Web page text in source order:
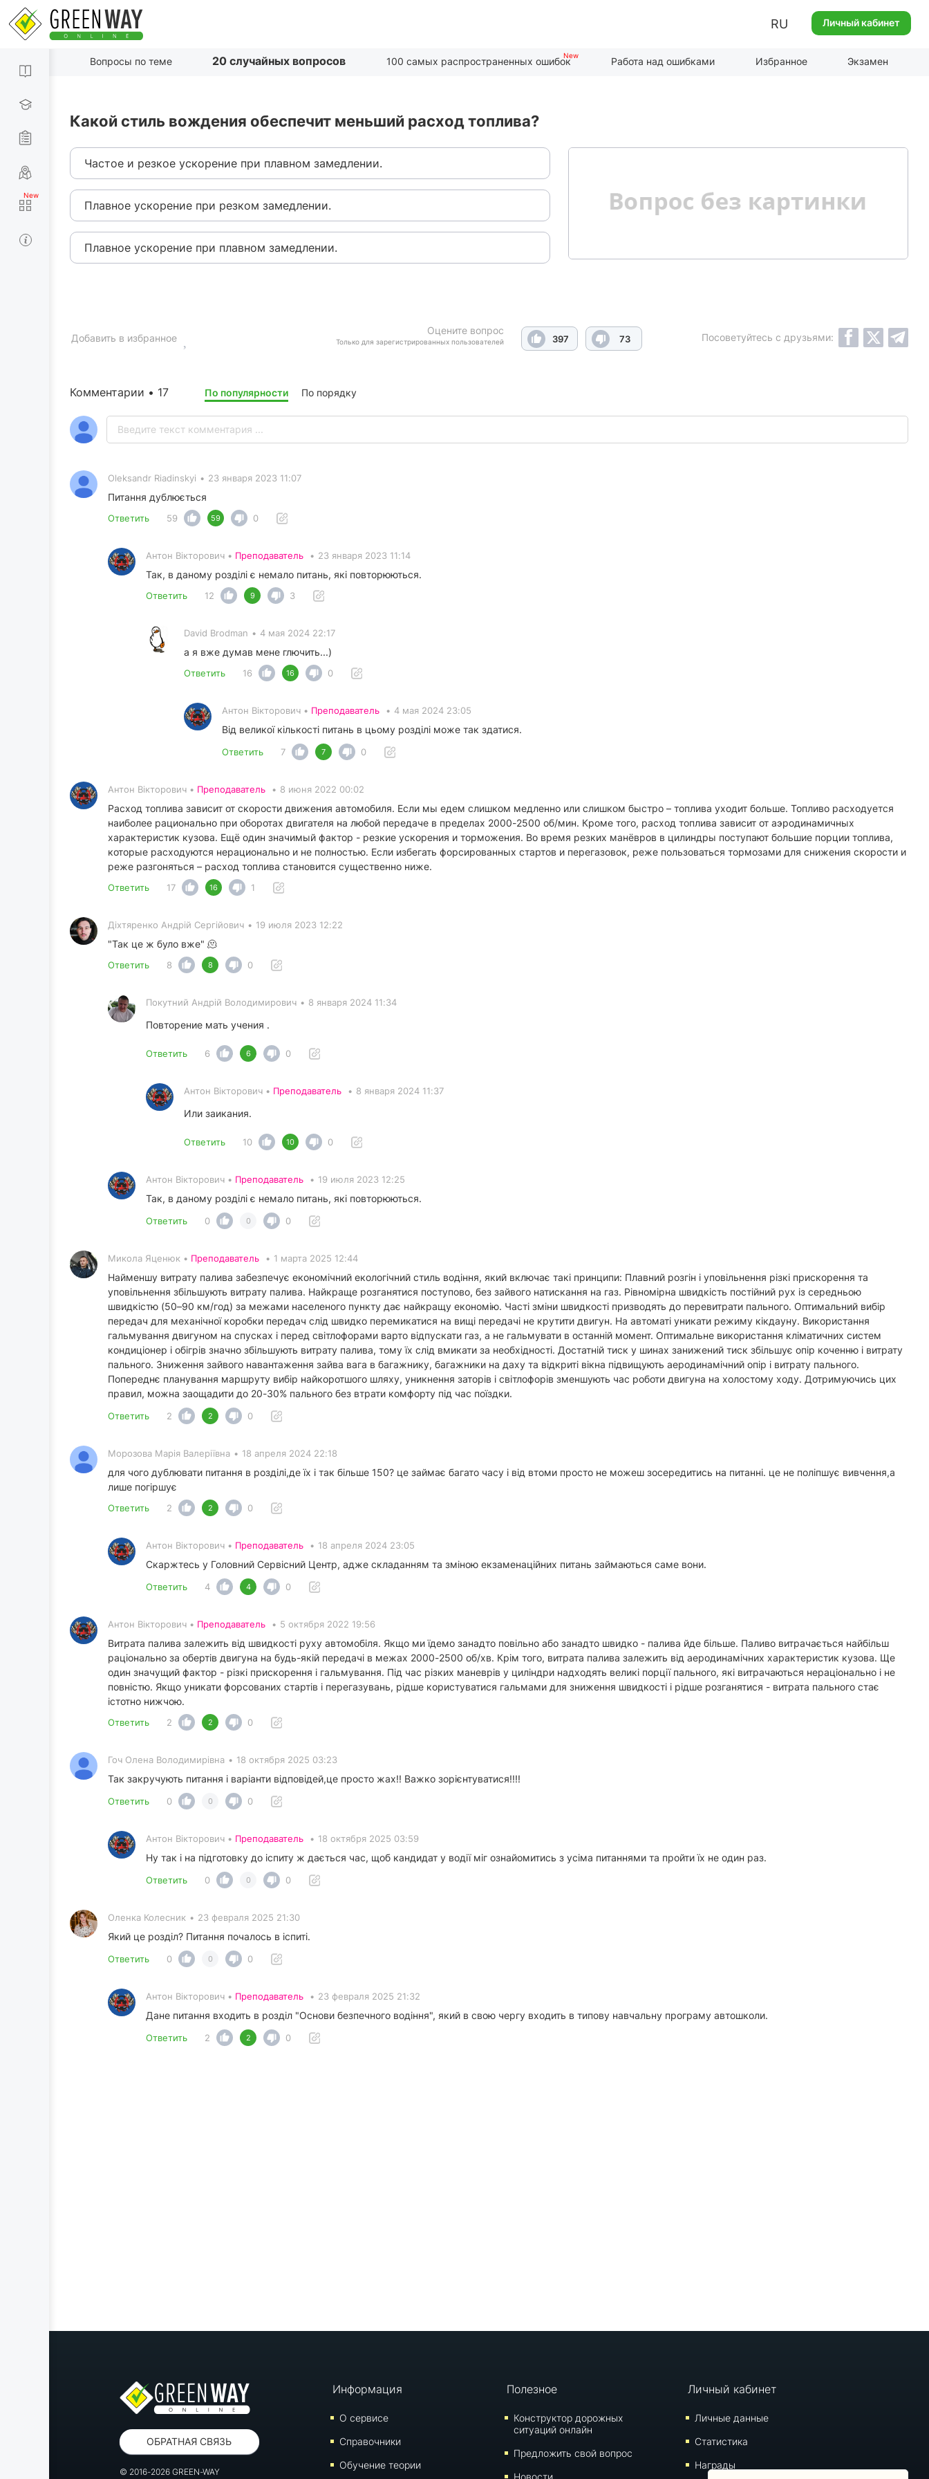
RU Личный кабинет
Вопросы по теме 20 случайных вопросов 100 самых распространенных ошибок Работа над ошибками Избранное Экзамен
Какой стиль вождения обеспечит меньший расход топлива?
Частое и резкое ускорение при плавном замедлении.
Плавное ускорение при резком замедлении.
Плавное ускорение при плавном замедлении.
Оцените вопрос
Только для зарегистрированных пользователей 397 73
Добавить в избранное Посоветуйтесь с друзьями:
Комментарии • 17 По популярности По порядку
Oleksandr Riadinskyi • 23 января 2023 11:07
Питання дублюється
Ответить 59 59 0
Антон Вікторович • Преподаватель • 23 января 2023 11:14
Так, в даному розділі є немало питань, які повторюються.
Ответить 12 9 3
David Brodman • 4 мая 2024 22:17
а я вже думав мене глючить...)
Ответить 16 16 0
Антон Вікторович • Преподаватель • 4 мая 2024 23:05
Від великої кількості питань в цьому розділі може так здатися.
Ответить 7 7 0
Антон Вікторович • Преподаватель • 8 июня 2022 00:02
Расход топлива зависит от скорости движения автомобиля. Если мы едем слишком медленно или слишком быстро – топлива уходит больше. Топливо расходуется
наиболее рационально при оборотах двигателя на любой передаче в пределах 2000-2500 об/мин. Кроме того, расход топлива зависит от аэродинамичных
характеристик кузова. Ещё один значимый фактор - резкие ускорения и торможения. Во время резких манёвров в цилиндры поступают большие порции топлива,
которые расходуются нерационально и не полностью. Если избегать форсированных стартов и перегазовок, реже пользоваться тормозами для снижения скорости и
реже разгоняться – расход топлива становится существенно ниже.
Ответить 17 16 1
Діхтяренко Андрій Сергійович • 19 июля 2023 12:22
"Так це ж було вже" 🫠
Ответить 8 8 0
Покутний Андрiй Володимирович • 8 января 2024 11:34
Повторение мать учения .
Ответить 6 6 0
Антон Вікторович • Преподаватель • 8 января 2024 11:37
Или заикания.
Ответить 10 10 0
Антон Вікторович • Преподаватель • 19 июля 2023 12:25
Так, в даному розділі є немало питань, які повторюються.
Ответить 0 0 0
Микола Яценюк • Преподаватель • 1 марта 2025 12:44
Найменшу витрату палива забезпечує економічний екологічний стиль водіння, який включає такі принципи: Плавний розгін і уповільнення різкі прискорення та
уповільнення збільшують витрату палива. Найкраще розганятися поступово, без зайвого натискання на газ. Рівномірна швидкість постійний рух із середньою
швидкістю (50–90 км/год) за межами населеного пункту дає найкращу економію. Часті зміни швидкості призводять до перевитрати пального. Оптимальний вибір
передач для механічної коробки передач слід швидко перемикатися на вищі передачі не крутити двигун. На автоматі уникати режиму кікдауну. Використання
гальмування двигуном на спусках і перед світлофорами варто відпускати газ, а не гальмувати в останній момент. Оптимальне використання кліматичних систем
кондиціонер і обігрів значно збільшують витрату палива, тому їх слід вмикати за необхідності. Достатній тиск у шинах занижений тиск збільшує опір коченню і витрату
пального. Зниження зайвого навантаження зайва вага в багажнику, багажники на даху та відкриті вікна підвищують аеродинамічний опір і витрату пального.
Попереднє планування маршруту вибір найкоротшого шляху, уникнення заторів і світлофорів зменшують час роботи двигуна на холостому ходу. Дотримуючись цих
правил, можна заощадити до 20-30% пального без втрати комфорту під час поїздки.
Ответить 2 2 0
Морозова Марія Валеріївна • 18 апреля 2024 22:18
для чого дублювати питання в розділі,де їх і так більше 150? це займає багато часу і від втоми просто не можеш зосередитись на питанні. це не поліпшує вивчення,а
лише погіршує
Ответить 2 2 0
Антон Вікторович • Преподаватель • 18 апреля 2024 23:05
Скаржтесь у Головний Сервісний Центр, адже складанням та зміною екзаменаційних питань займаються саме вони.
Ответить 4 4 0
Антон Вікторович • Преподаватель • 5 октября 2022 19:56
Витрата палива залежить від швидкості руху автомобіля. Якщо ми їдемо занадто повільно або занадто швидко - палива йде більше. Паливо витрачається найбільш
раціонально за обертів двигуна на будь-якій передачі в межах 2000-2500 об/хв. Крім того, витрата палива залежить від аеродинамічних характеристик кузова. Ще
один значущий фактор - різкі прискорення і гальмування. Під час різких маневрів у циліндри надходять великі порції пального, які витрачаються нераціонально і не
повністю. Якщо уникати форсованих стартів і перегазувань, рідше користуватися гальмами для зниження швидкості і рідше розганятися - витрата пального стає
істотно нижчою.
Ответить 2 2 0
Гоч Олена Володимирівна • 18 октября 2025 03:23
Так закручують питання і варіанти відповідей,це просто жах!! Важко зорієнтуватися!!!!
Ответить 0 0 0
Антон Вікторович • Преподаватель • 18 октября 2025 03:59
Ну так і на підготовку до іспиту ж дається час, щоб кандидат у водії міг ознайомитись з усіма питаннями та пройти їх не один раз.
Ответить 0 0 0
Оленка Колесник • 23 февраля 2025 21:30
Який це розділ? Питання почалось в іспиті.
Ответить 0 0 0
Антон Вікторович • Преподаватель • 23 февраля 2025 21:32
Дане питання входить в розділ "Основи безпечного водіння", який в свою чергу входить в типову навчальну програму автошколи.
Ответить 2 2 0
ОБРАТНАЯ СВЯЗЬ
© 2016-2026 GREEN-WAY
Информация
О сервисе
Справочники
Обучение теории
Полезное
Конструктор дорожных
ситуаций онлайн
Предложить свой вопрос
Новости
Личный кабинет
Личные данные
Статистика
Награды